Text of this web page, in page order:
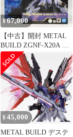
店限定)
¥67,000
【中古】開封 METAL
BUILD ZGNF-X20A ス
トライクフリーダムガ
ンダム SOUL BLUE
Ver. バンダイ 機動戦士
ガンダムSEED
DESTINY[17]
¥45,000
METAL BUILD デステ